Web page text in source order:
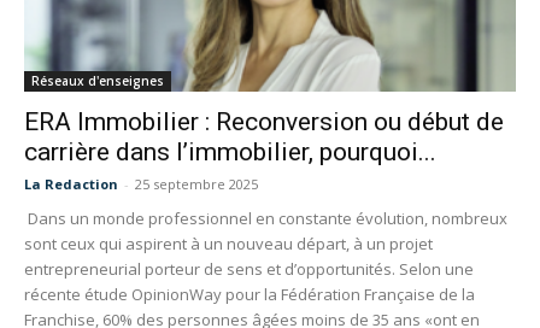
Réseaux d'enseignes
ERA Immobilier : Reconversion ou début de
carrière dans l’immobilier, pourquoi...
La Redaction - 25 septembre 2025
Dans un monde professionnel en constante évolution, nombreux
sont ceux qui aspirent à un nouveau départ, à un projet
entrepreneurial porteur de sens et d’opportunités. Selon une
récente étude OpinionWay pour la Fédération Française de la
Franchise, 60% des personnes âgées moins de 35 ans «ont en